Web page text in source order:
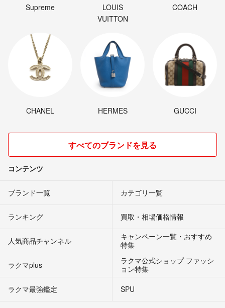
Supreme
LOUIS
VUITTON
COACH
CHANEL HERMES GUCCI
すべてのブランドを見る
コンテンツ
ブランド一覧 カテゴリ一覧
ランキング 買取・相場価格情報
人気商品チャンネル
キャンペーン一覧・おすすめ
特集
ラクマplus
ラクマ公式ショップ ファッシ
ョン特集
ラクマ最強鑑定
SPU